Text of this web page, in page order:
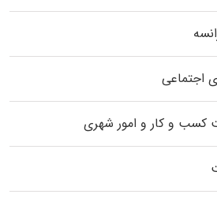
اجتماعی
کسب و کار و امور شهری